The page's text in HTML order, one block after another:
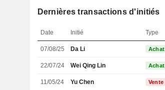
Dernières transactions d'initiés
Date Initié Type
07/08/25 Da Li Achat
22/07/24 Wei Qing Lin Achat
11/05/24 Yu Chen Vente